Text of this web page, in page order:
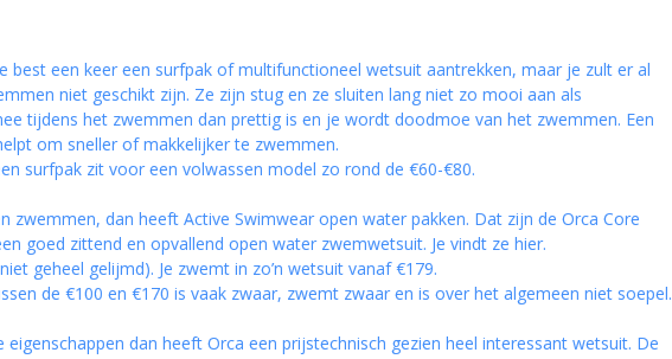
best een keer een surfpak of multifunctioneel wetsuit aantrekken, maar je zult er al
niet geschikt zijn. Ze zijn stug en ze sluiten lang niet zo mooi aan als
tijdens het zwemmen dan prettig is en je wordt doodmoe van het zwemmen. Een
om sneller of makkelijker te zwemmen.
surfpak zit voor een volwassen model zo rond de €60-€80.
zwemmen, dan heeft Active Swimwear open water pakken. Dat zijn de Orca Core
goed zittend en opvallend open water zwemwetsuit. Je vindt ze hier.
geheel gelijmd). Je zwemt in zo’n wetsuit vanaf €179.
de €100 en €170 is vaak zwaar, zwemt zwaar en is over het algemeen niet soepel.
dan heeft Orca een prijstechnisch gezien heel interessant wetsuit. De